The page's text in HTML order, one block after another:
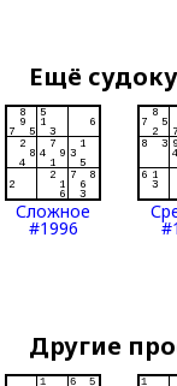
Ещё судоку
Сложное
#1996
Другие